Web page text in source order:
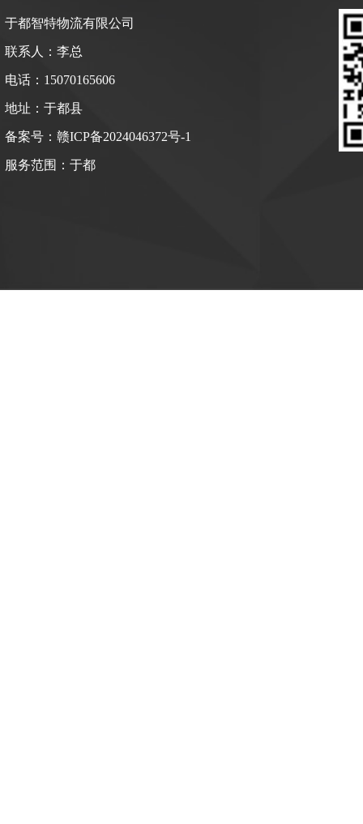
于都智特物流有限公司
联系人：李总
电话：15070165606
地址：于都县
备案号： 赣ICP备2024046372号-1
服务范围： 于都